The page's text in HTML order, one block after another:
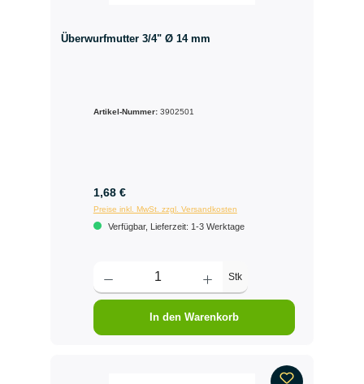
Überwurfmutter 3/4" Ø 14 mm
Artikel-Nummer: 3902501
1,68 €
Preise inkl. MwSt. zzgl. Versandkosten
Verfügbar, Lieferzeit: 1-3 Werktage
Stk
In den Warenkorb